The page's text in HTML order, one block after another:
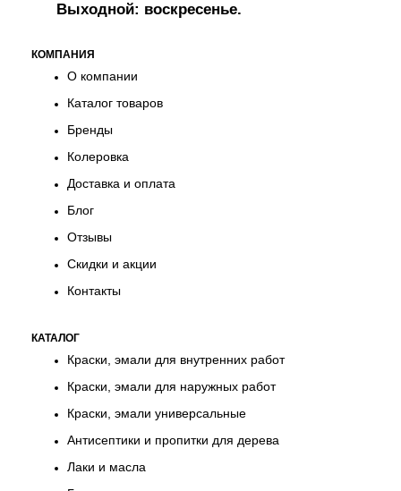
Выходной: воскресенье.
КОМПАНИЯ
О компании
Каталог товаров
Бренды
Колеровка
Доставка и оплата
Блог
Отзывы
Скидки и акции
Контакты
КАТАЛОГ
Краски, эмали для внутренних работ
Краски, эмали для наружных работ
Краски, эмали универсальные
Антисептики и пропитки для дерева
Лаки и масла